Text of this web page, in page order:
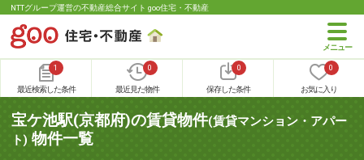
NTTグループ運営の不動産総合サイト goo住宅・不動産
1
最近検索した条件
0
最近見た物件
0
保存した条件
0
お気に入り
宝ケ池駅(京都府)の賃貸物件(賃貸マンション・アパー
ト) 物件一覧